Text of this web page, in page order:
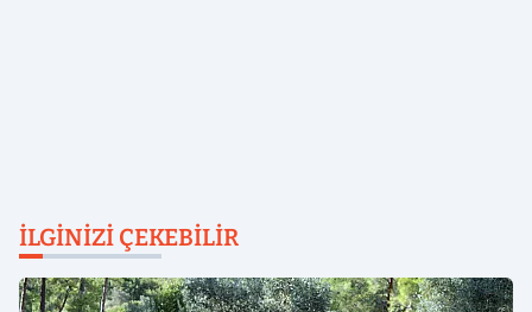
İLGINIZI ÇEKEBILIR